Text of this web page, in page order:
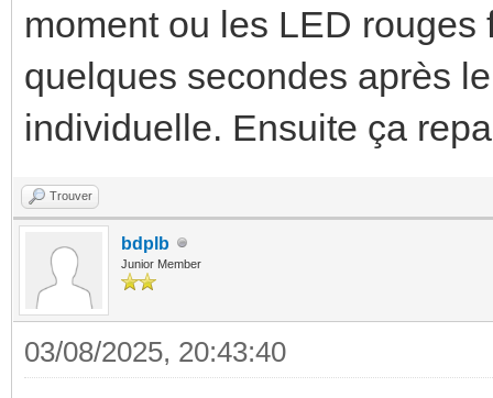
moment ou les LED rouges
quelques secondes après
individuelle. Ensuite ça
Trouver
bdplb
Junior Member
03/08/2025, 20:43:40